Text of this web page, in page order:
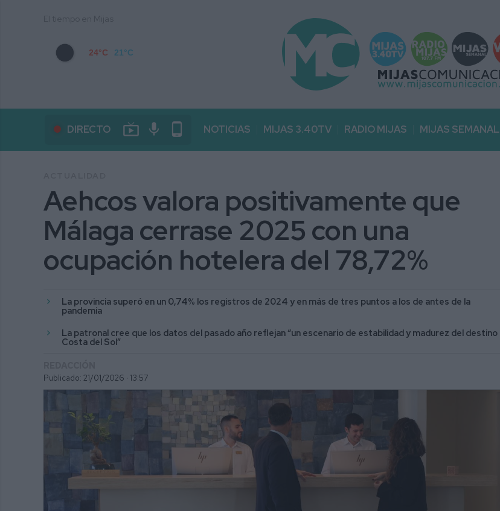
24°C 21°C
DIRECTO live_tv mic phone_android NOTICIAS MIJAS 3.40TV RADIO MIJAS MIJAS SEMANAL
Aehcos valora positivamente que
Málaga cerrase 2025 con una
ocupación hotelera del 78,72%
La provincia superó en un 0,74% los registros de 2024 y en más de tres puntos a los de antes de la
pandemia
La patronal cree que los datos del pasado año reflejan “un escenario de estabilidad y madurez del destino
Costa del Sol”
Publicado: 21/01/2026 · 13:57